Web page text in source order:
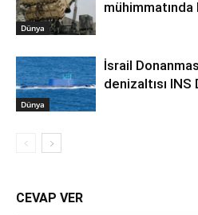
Dünya
Dünya
İsrail
denizaltısı INS
CEVAP VER